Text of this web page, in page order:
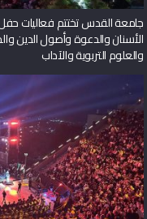
جامعة القدس تختتم فعاليات
الأسنان والدعوة وأصول الدين
والعلوم التربوية والآداب